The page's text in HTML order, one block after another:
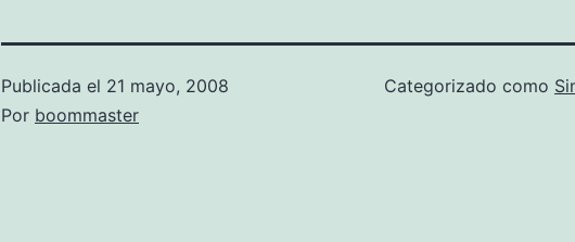
Publicada el 21 mayo, 2008
Por boommaster
Categorizado como